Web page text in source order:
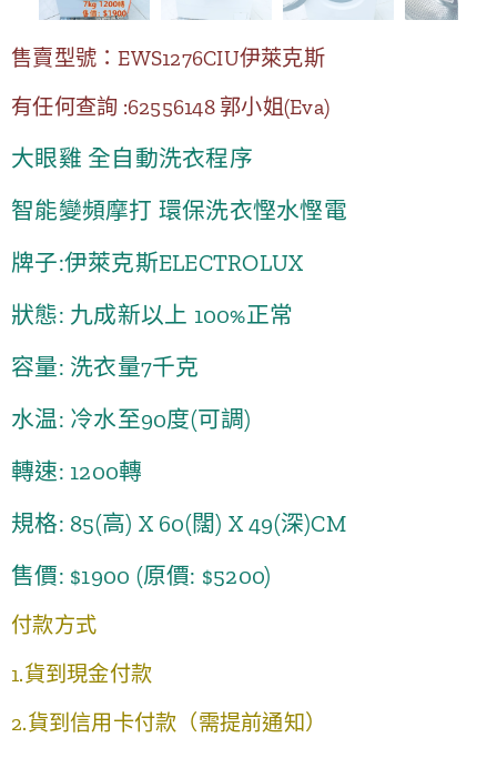
售賣型號：EWS1276CIU伊萊克斯
有任何查詢 :62556148 郭小姐(Eva)
大眼雞 全自動洗衣程序
智能變頻摩打 環保洗衣慳水慳電
牌子:伊萊克斯ELECTROLUX
狀態: 九成新以上 100%正常
容量: 洗衣量7千克
水温: 冷水至90度(可調)
轉速: 1200轉
規格: 85(高) X 60(闊) X 49(深)CM
售價: $1900 (原價: $5200)
付款方式
1.貨到現金付款
2.貨到信用卡付款（需提前通知）